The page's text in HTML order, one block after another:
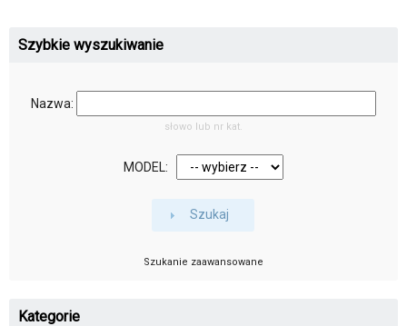
Szybkie wyszukiwanie
Nazwa:
słowo lub nr kat.
MODEL:
Szukaj
Szukanie zaawansowane
Kategorie